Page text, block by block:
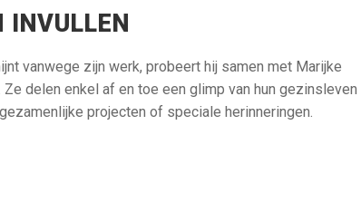
INVULLEN
vanwege zijn werk, probeert hij samen met Marijke
delen enkel af en toe een glimp van hun gezinsleven
projecten of speciale herinneringen.